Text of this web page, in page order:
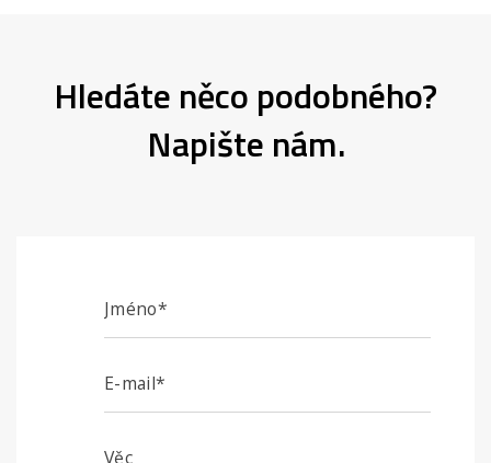
Hledáte něco podobného?
Napište nám.